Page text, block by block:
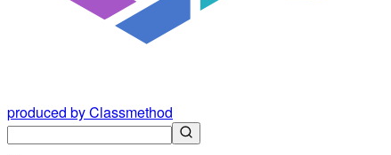
produced by Classmethod